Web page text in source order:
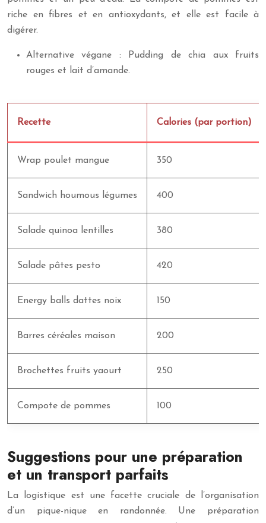
riche en fibres et en antioxydants, et elle est facile à
digérer.
Alternative végane : Pudding de chia aux fruits
rouges et lait d’amande.
Recette Calories (par portion)
Wrap poulet mangue 350
Sandwich houmous légumes 400
Salade quinoa lentilles 380
Salade pâtes pesto 420
Energy balls dattes noix 150
Barres céréales maison 200
Brochettes fruits yaourt 250
Compote de pommes 100
Suggestions pour une préparation
et un transport parfaits
La logistique est une facette cruciale de l’organisation
d’un pique-nique en randonnée. Une préparation